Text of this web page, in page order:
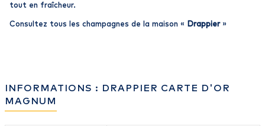
tout en fraîcheur.
Consultez tous les champagnes de la maison « Drappier»
INFORMATIONS : DRAPPIER CARTE D'OR
MAGNUM